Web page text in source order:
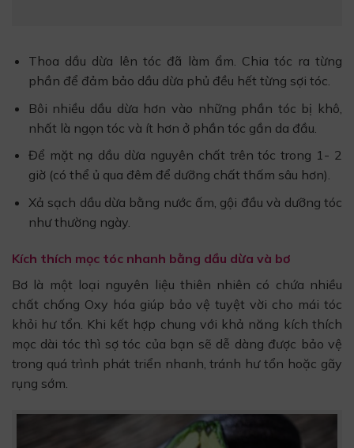
Thoa dầu dừa lên tóc đã làm ẩm. Chia tóc ra từng
phần để đảm bảo dầu dừa phủ đều hết từng sợi tóc.
Bôi nhiều dầu dừa hơn vào những phần tóc bị khô,
nhất là ngọn tóc và ít hơn ở phần tóc gần da đầu.
Để mặt nạ dầu dừa nguyên chất trên tóc trong 1- 2
giờ (có thể ủ qua đêm để dưỡng chất thấm sâu hơn).
Xả sạch dầu dừa bằng nước ấm, gội đầu và dưỡng tóc
như thường ngày.
Kích thích mọc tóc nhanh bằng dầu dừa và bơ
Bơ là một loại nguyên liệu thiên nhiên có chứa nhiều
chất chống Oxy hóa giúp bảo vệ tuyệt vời cho mái tóc
khỏi hư tổn. Khi kết hợp chung với khả năng kích thích
mọc dài tóc thì sợ tóc của bạn sẽ dễ dàng được bảo vệ
trong quá trình phát triển nhanh, tránh hư tổn hoặc gãy
rụng sớm.